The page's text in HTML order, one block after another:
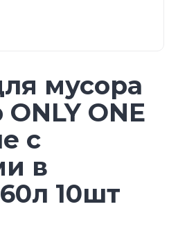
мусора
ONE
с
в
10шт